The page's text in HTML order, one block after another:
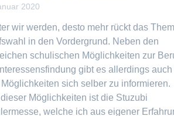
2020
wir werden, desto mehr rückt das
in den Vordergrund. Neben den
schulischen Möglichkeiten zur
gibt es allerdings auch
sich selber zu informieren.
Möglichkeiten ist die Stuzubi
welche ich aus eigener